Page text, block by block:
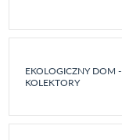
EKOLOGICZNY DOM -
KOLEKTORY